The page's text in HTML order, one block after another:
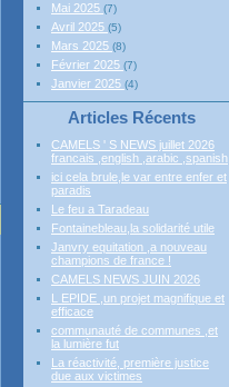
Mai 2025 (7)
Avril 2025 (5)
Mars 2025 (8)
Février 2025 (7)
Janvier 2025 (4)
Articles Récents
CAMELS ' S NEWS juillet 2026
francais ,english ,arabic ,spanish
ici cela brule,le var entre enfer et
paradis
Le feu a Taradeau
Fontainebleau,la solidarité utile
Janvry equitation ,a nouveau
champions de france !
CAMELS NEWS JUIN 2026
L EPIDE ,un projet magnifique et
efficace
communauté de communes ,et
la lumière fut
La réactivité, première justice
due aux victimes